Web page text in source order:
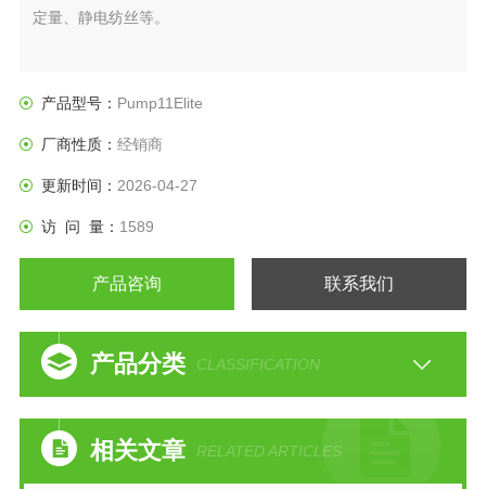
定量、静电纺丝等。
产品型号： Pump11Elite
厂商性质： 经销商
更新时间： 2026-04-27
访 问 量： 1589
产品咨询 联系我们
产品分类 CLASSIFICATION
相关文章 RELATED ARTICLES